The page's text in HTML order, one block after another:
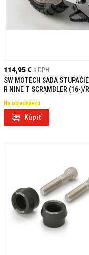
114,95 € s DPH
SW MOTECH SADA
R NINE T SCRAMBLER (16-)/
Na objednávku
Kúpiť